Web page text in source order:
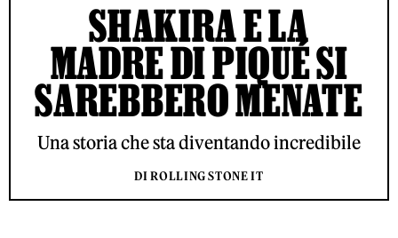
SHAKIRA E LA
MADRE DI PIQUÉ SI
SAREBBERO MENATE
Una storia che sta diventando incredibile
DI ROLLING STONE IT